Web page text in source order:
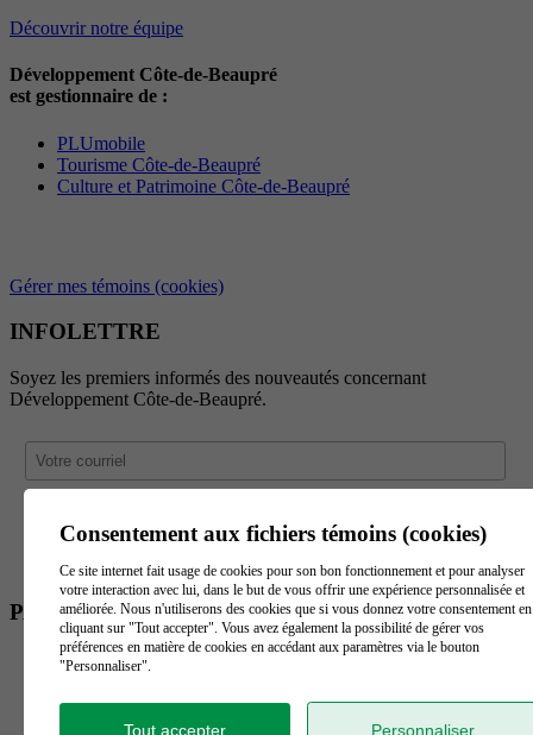
Découvrir notre équipe
Développement Côte-de-Beaupré
est gestionnaire de :
PLUmobile
Tourisme Côte-de-Beaupré
Culture et Patrimoine Côte-de-Beaupré
Gérer mes témoins (cookies)
INFOLETTRE
Soyez les premiers informés des nouveautés concernant
Développement Côte-de-Beaupré.
PARTENAIRES
Consentement aux fichiers témoins (cookies)
Ce site internet fait usage de cookies pour son bon fonctionnement et pour analyser
votre interaction avec lui, dans le but de vous offrir une expérience personnalisée et
améliorée. Nous n'utiliserons des cookies que si vous donnez votre consentement en
cliquant sur "Tout accepter". Vous avez également la possibilité de gérer vos
préférences en matière de cookies en accédant aux paramètres via le bouton
"Personnaliser".
Tout accepter Personnaliser